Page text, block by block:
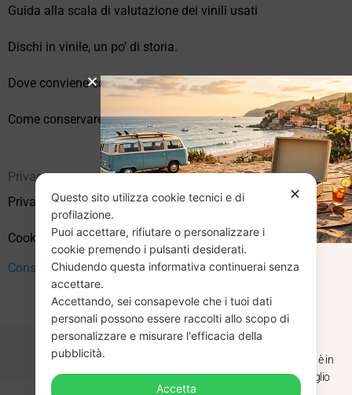
Guida alla scala di valutazione dei vinili usati
Dischi in vinile, un po’ di storia.
Dove conviene comprare vinili online?
Come conservare correttamente i vinili usati
Privacy
Privacy Policy
Cookie Policy (UE)
Consenso
✕
Questo sito utilizza cookie tecnici e di
profilazione.
Puoi accettare, rifiutare o personalizzare i
cookie premendo i pulsanti desiderati.
Chiudendo questa informativa continuerai senza
accettare.
Accettando, sei consapevole che i tuoi dati
personali possono essere raccolti allo scopo di
personalizzare e misurare l'efficacia della
pubblicità.
Accetta
CHIUSURA
ESTIVA
Dal 29 luglio al 31 agosto venditaviniliusati.it è in
pausa estiva. Gli ordini ricevuti entro il 29 luglio